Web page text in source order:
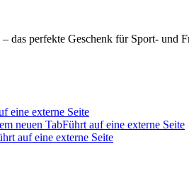
das perfekte Geschenk für Sport- und
eine externe Seite
neuen TabFührt auf eine externe Seite
auf eine externe Seite